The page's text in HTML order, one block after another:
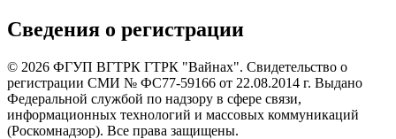
Сведения о регистрации
© 2026 ФГУП ВГТРК ГТРК "Вайнах". Свидетельство о
регистрации СМИ № ФС77-59166 от 22.08.2014 г. Выдано
Федеральной службой по надзору в сфере связи,
информационных технологий и массовых коммуникаций
(Роскомнадзор). Все права защищены.